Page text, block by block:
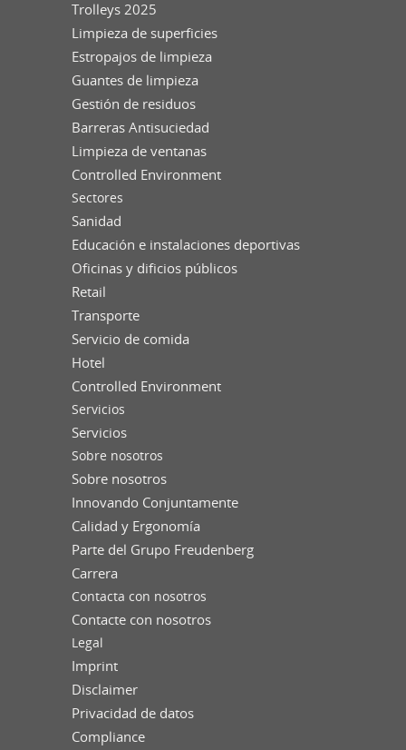
Trolleys 2025
Limpieza de superficies
Estropajos de limpieza
Guantes de limpieza
Gestión de residuos
Barreras Antisuciedad
Limpieza de ventanas
Controlled Environment
Sectores
Sanidad
Educación e instalaciones deportivas
Oficinas y dificios públicos
Retail
Transporte
Servicio de comida
Hotel
Controlled Environment
Servicios
Servicios
Sobre nosotros
Sobre nosotros
Innovando Conjuntamente
Calidad y Ergonomía
Parte del Grupo Freudenberg
Carrera
Contacta con nosotros
Contacte con nosotros
Legal
Imprint
Disclaimer
Privacidad de datos
Compliance